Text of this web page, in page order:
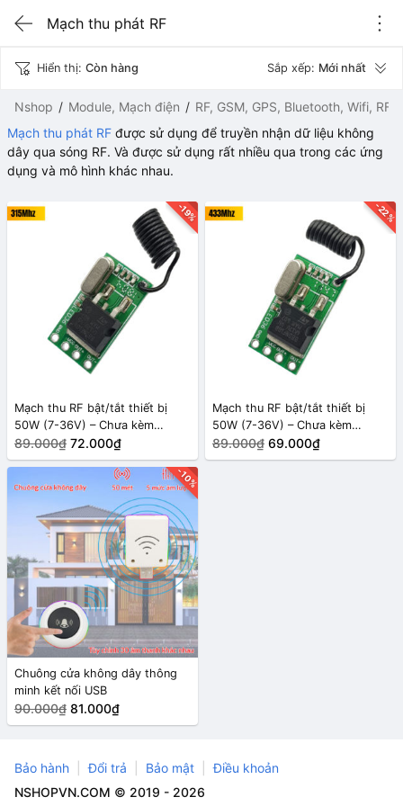
Mạch thu phát RF
Nshop Module, Mạch điện
RF, GSM, GPS, Bluetooth, Wifi, RFID
Mạch thu phát RF được sử dụng để truyền nhận dữ liệu không
dây qua sóng RF. Và được sử dụng rất nhiều qua trong các ứng
dụng và mô hình khác nhau.
Hiển thị: Còn hàng Sắp xếp: Mới nhất
-19%
Mạch thu RF bật/tắt thiết bị
50W (7-36V) – Chưa kèm
remote 315Mhz
89.000₫ 72.000₫
-22%
Mạch thu RF bật/tắt thiết bị
50W (7-36V) – Chưa kèm
remote 433Mhz
89.000₫ 69.000₫
-10%
Chuông cửa không dây thông
minh kết nối USB
90.000₫ 81.000₫
Bảo hành Đổi trả Bảo mật
Điều khoản
NSHOPVN.COM © 2019 - 2026